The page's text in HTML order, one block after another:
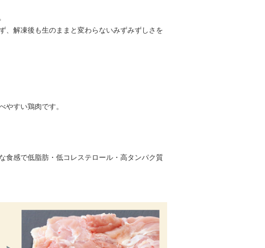
、解凍後も生のままと変わらないみずみずしさを
やすい鶏肉です。
食感で低脂肪・低コレステロール・高タンパク質